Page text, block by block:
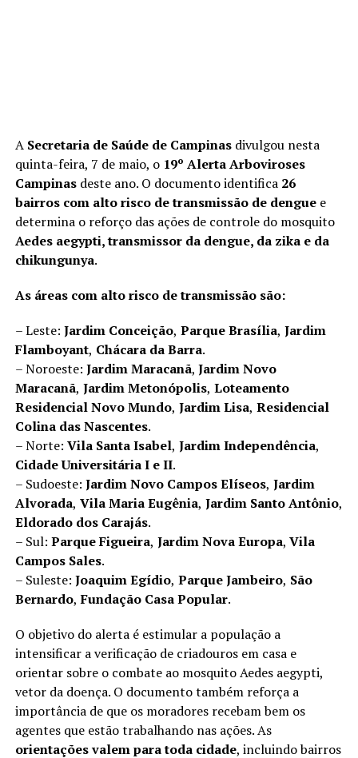
A Secretaria de Saúde de Campinas divulgou nesta
quinta-feira, 7 de maio, o 19º Alerta Arboviroses
Campinas deste ano. O documento identifica 26
bairros com alto risco de transmissão de dengue e
determina o reforço das ações de controle do mosquito
Aedes aegypti, transmissor da dengue, da zika e da
chikungunya.
As áreas com alto risco de transmissão são:
– Leste: Jardim Conceição, Parque Brasília, Jardim
Flamboyant, Chácara da Barra.
– Noroeste: Jardim Maracanã, Jardim Novo
Maracanã, Jardim Metonópolis, Loteamento
Residencial Novo Mundo, Jardim Lisa, Residencial
Colina das Nascentes.
– Norte: Vila Santa Isabel, Jardim Independência,
Cidade Universitária I e II.
– Sudoeste: Jardim Novo Campos Elíseos, Jardim
Alvorada, Vila Maria Eugênia, Jardim Santo Antônio,
Eldorado dos Carajás.
– Sul: Parque Figueira, Jardim Nova Europa, Vila
Campos Sales.
– Suleste: Joaquim Egídio, Parque Jambeiro, São
Bernardo, Fundação Casa Popular.
O objetivo do alerta é estimular a população a
intensificar a verificação de criadouros em casa e
orientar sobre o combate ao mosquito Aedes aegypti,
vetor da doença. O documento também reforça a
importância de que os moradores recebam bem os
agentes que estão trabalhando nas ações. As
orientações valem para toda cidade, incluindo bairros